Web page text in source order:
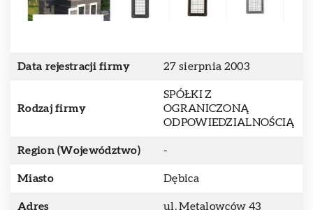
Data rejestracji firmy 27 sierpnia 2003
Rodzaj firmy
SPÓŁKI Z
OGRANICZONĄ
ODPOWIEDZIALNOŚCIĄ
Region (Województwo) -
Miasto Dębica
Adres ul. Metalowców 43